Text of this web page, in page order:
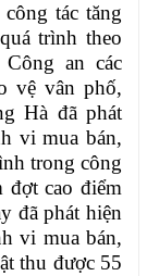
tác tăng
trình theo
an các
vệ vân phố,
Hà đã phát
vi mua bán,
trong công
đợt cao điểm
đã phát hiện
vi mua bán,
thu được 55